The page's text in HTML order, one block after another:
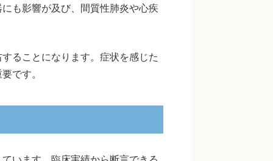
も影響が及び、間質性肺炎や心疾
ることになります。症状を感じた
です。